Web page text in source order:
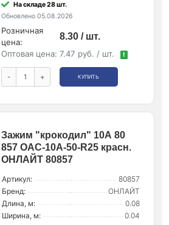
На складе 28 шт.
Обновлено 05.08.2026
Розничная
цена:
8.30 / шт.
Оптовая цена: 7.47 руб. / шт. !
- + КУПИТЬ
Зажим "крокодил" 10А 80
857 OAC-10A-50-R25 красн.
ОНЛАЙТ 80857
Артикул:
80857
Бренд:
ОНЛАЙТ
Длина, м:
0.08
Ширина, м:
0.04